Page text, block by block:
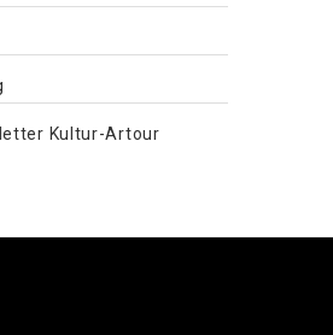
Kultur-Artour